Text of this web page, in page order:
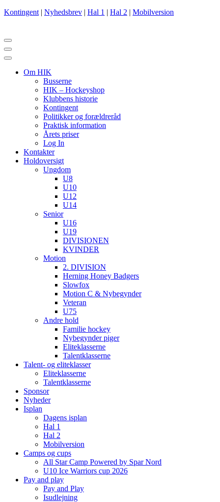
Kontingent | Nyhedsbrev | Hal 1 | Hal 2 | Mobilversion
Navigation
menu
Navigation
menu
Om HIK
Busserne
HIK – Hockeyshop
Klubbens historie
Kontingent
Politikker og forældreråd
Praktisk information
Årets priser
Log In
Kontakter
Holdoversigt
Ungdom
U8
U10
U12
U14
Senior
U16
U19
DIVISIONEN
KVINDER
Motion
2. DIVISION
Herning Honey Badgers
Slowfox
Motion C & Nybegynder
Veteran
U75
Andre hold
Familie hockey
Nybegynder piger
Eliteklasserne
Talentklasserne
Talent- og eliteklasser
Eliteklasserne
Talentklasserne
Sponsor
Nyheder
Isplan
Dagens isplan
Hal 1
Hal 2
Mobilversion
Camps og cups
All Star Camp Powered by Spar Nord
U10 Ice Warriors cup 2026
Pay and play
Pay and Play
Isudlejning